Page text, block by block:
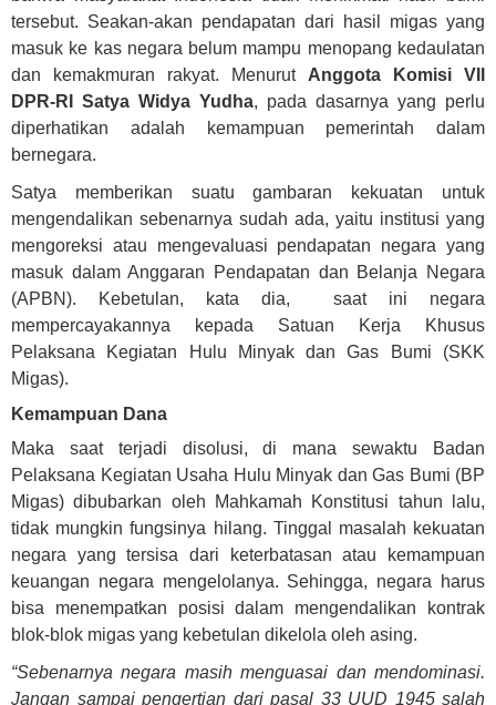
tersebut. Seakan-akan pendapatan dari hasil migas yang
masuk ke kas negara belum mampu menopang kedaulatan
dan kemakmuran rakyat. Menurut Anggota Komisi VII
DPR-RI Satya Widya Yudha, pada dasarnya yang perlu
diperhatikan adalah kemampuan pemerintah dalam
bernegara.
Satya memberikan suatu gambaran kekuatan untuk
mengendalikan sebenarnya sudah ada, yaitu institusi yang
mengoreksi atau mengevaluasi pendapatan negara yang
masuk dalam Anggaran Pendapatan dan Belanja Negara
(APBN). Kebetulan, kata dia, saat ini negara
mempercayakannya kepada Satuan Kerja Khusus
Pelaksana Kegiatan Hulu Minyak dan Gas Bumi (SKK
Migas).
Kemampuan Dana
Maka saat terjadi disolusi, di mana sewaktu Badan
Pelaksana Kegiatan Usaha Hulu Minyak dan Gas Bumi (BP
Migas) dibubarkan oleh Mahkamah Konstitusi tahun lalu,
tidak mungkin fungsinya hilang. Tinggal masalah kekuatan
negara yang tersisa dari keterbatasan atau kemampuan
keuangan negara mengelolanya. Sehingga, negara harus
bisa menempatkan posisi dalam mengendalikan kontrak
blok-blok migas yang kebetulan dikelola oleh asing.
“Sebenarnya negara masih menguasai dan mendominasi.
Jangan sampai pengertian dari pasal 33 UUD 1945 salah